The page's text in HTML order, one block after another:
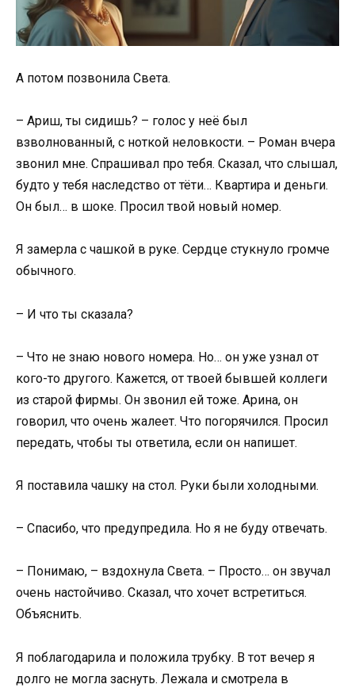
А потом позвонила Света.
– Ариш, ты сидишь? – голос у неё был
взволнованный, с ноткой неловкости. – Роман вчера
звонил мне. Спрашивал про тебя. Сказал, что слышал,
будто у тебя наследство от тёти… Квартира и деньги.
Он был… в шоке. Просил твой новый номер.
Я замерла с чашкой в руке. Сердце стукнуло громче
обычного.
– И что ты сказала?
– Что не знаю нового номера. Но… он уже узнал от
кого-то другого. Кажется, от твоей бывшей коллеги
из старой фирмы. Он звонил ей тоже. Арина, он
говорил, что очень жалеет. Что погорячился. Просил
передать, чтобы ты ответила, если он напишет.
Я поставила чашку на стол. Руки были холодными.
– Спасибо, что предупредила. Но я не буду отвечать.
– Понимаю, – вздохнула Света. – Просто… он звучал
очень настойчиво. Сказал, что хочет встретиться.
Объяснить.
Я поблагодарила и положила трубку. В тот вечер я
долго не могла заснуть. Лежала и смотрела в